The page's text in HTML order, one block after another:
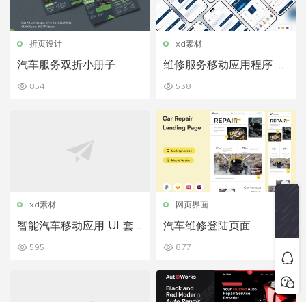
折页设计
汽车服务双折小册子
854
xd素材
维修服务移动应用程序 UI
538
xd素材
智能汽车移动应用 UI 套
595
网页界面
汽车维修登陆页面
877